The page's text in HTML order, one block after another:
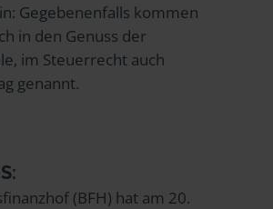
Gegebenenfalls kommen
in den Genuss der
im Steuerrecht auch
genannt.
(BFH) hat am 20.